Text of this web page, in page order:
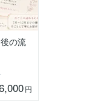
の流
る魔女
円